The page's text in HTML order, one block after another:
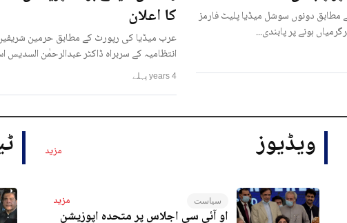
مطابق دونوں سوشل میڈیا پلیٹ فارمز
ہونے پر پابندی...
کا اعلان
عرب میڈیا کی رپورٹ کے مطابق حرمین
انتظامیہ کے سربراہ ڈاکٹر عبدالرحمٰن السدیس
4 years پہلے
ویڈیوز مزید
سیاست مزید
او آئی سی اجلاس پر متحدہ اپوزیشن